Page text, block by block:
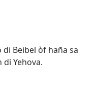
Beibel òf haña sa
Yehova.